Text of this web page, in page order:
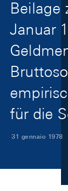
Beilage
Januar
für die
31 gennaio 1978